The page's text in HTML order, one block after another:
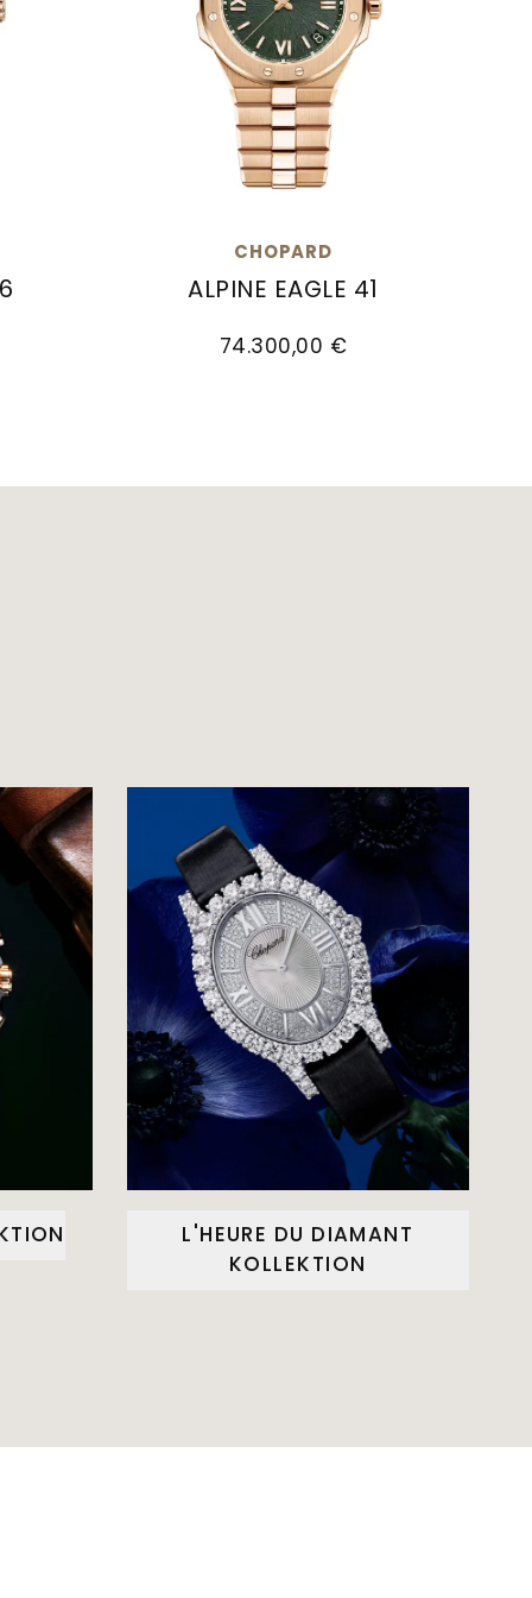
CHOPARD
ALPINE EAGLE 41
74.300,00 €
L'HEURE DU DIAMANT
KOLLEKTION